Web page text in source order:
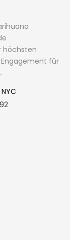
höchsten
für